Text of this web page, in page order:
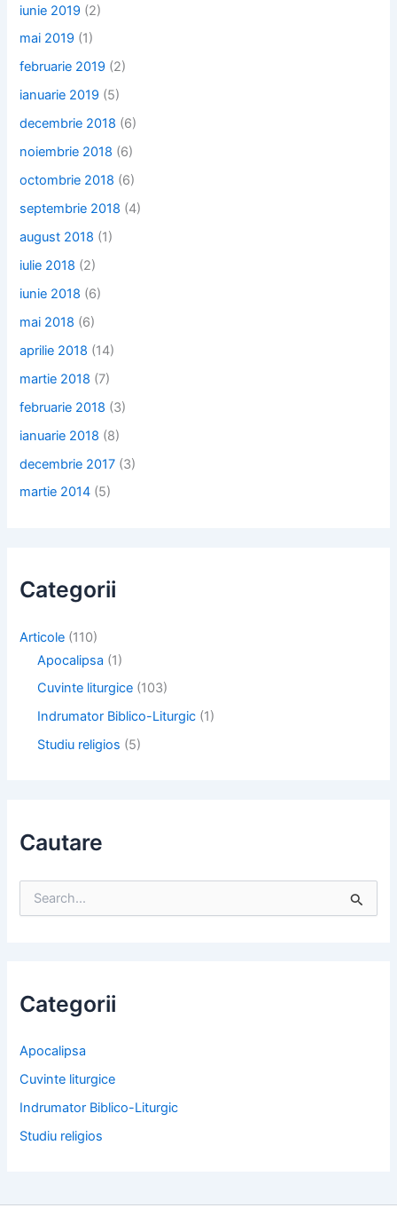
iunie 2019 (2)
mai 2019 (1)
februarie 2019 (2)
ianuarie 2019 (5)
decembrie 2018 (6)
noiembrie 2018 (6)
octombrie 2018 (6)
septembrie 2018 (4)
august 2018 (1)
iulie 2018 (2)
iunie 2018 (6)
mai 2018 (6)
aprilie 2018 (14)
martie 2018 (7)
februarie 2018 (3)
ianuarie 2018 (8)
decembrie 2017 (3)
martie 2014 (5)
Categorii
Articole (110)
Apocalipsa (1)
Cuvinte liturgice (103)
Indrumator Biblico-Liturgic (1)
Studiu religios (5)
Cautare
f
o
:
Categorii
Apocalipsa
Cuvinte liturgice
Indrumator Biblico-Liturgic
Studiu religios